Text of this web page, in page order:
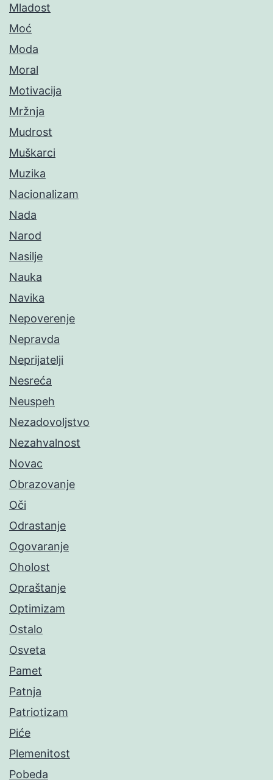
Mladost
Moć
Moda
Moral
Motivacija
Mržnja
Mudrost
Muškarci
Muzika
Nacionalizam
Nada
Narod
Nasilje
Nauka
Navika
Nepoverenje
Nepravda
Neprijatelji
Nesreća
Neuspeh
Nezadovoljstvo
Nezahvalnost
Novac
Obrazovanje
Oči
Odrastanje
Ogovaranje
Oholost
Opraštanje
Optimizam
Ostalo
Osveta
Pamet
Patnja
Patriotizam
Piće
Plemenitost
Pobeda